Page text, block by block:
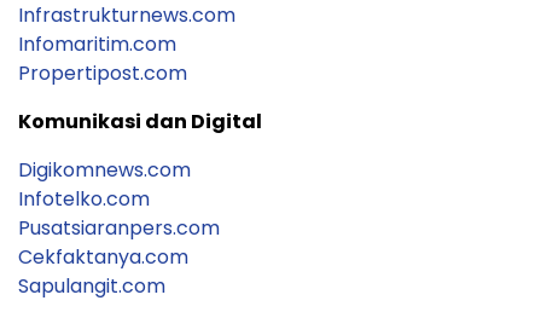
Infrastrukturnews.com
Infomaritim.com
Propertipost.com
Komunikasi dan Digital
Digikomnews.com
Infotelko.com
Pusatsiaranpers.com
Cekfaktanya.com
Sapulangit.com